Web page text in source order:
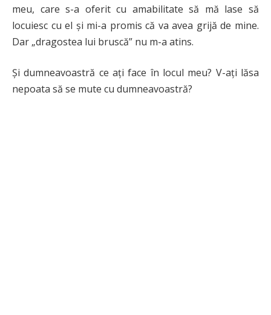
meu, care s-a oferit cu amabilitate să mă lase să
locuiesc cu el și mi-a promis că va avea grijă de mine.
Dar „dragostea lui bruscă” nu m-a atins.
Și dumneavoastră ce ați face în locul meu? V-ați lăsa
nepoata să se mute cu dumneavoastră?